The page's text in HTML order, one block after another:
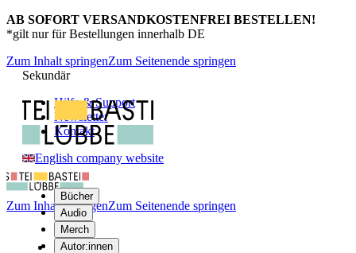
AB SOFORT VERSANDKOSTENFREI BESTELLEN!
*gilt nur für Bestellungen innerhalb DE
Zum Inhalt springenZum Seitenende springen
Sekundär
Hilfe & Support
Newsletter
Kontakt
English company website
Bücher
Audio
Merch
Autor:innen
Zum Inhalt springenZum Seitenende springen